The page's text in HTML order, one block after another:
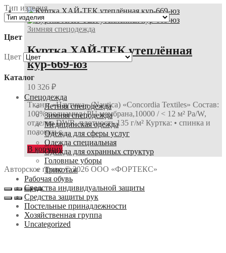
Зимняя спецодежда
Куртка ХАЙ-ТЕК утеплённая
кур-669-юз
10 326 ₽
Ткань: «Наутика» (Nautica) «Concordia Textiles» Состав:
100% полиамид+PU мембрана,10000 / < 12 м² Pa/W,
отделка DWR, плотность 135 г/м² Куртка: • спинка и
полочки с…
В корзину
Авторское право © 2026 ООО «ФОРТЕКС»
Тип изделия
Цвет
Цвет
Каталог
Спецодежда
Летняя спецодежда
Зимняя спецодежда
Медицинская одежда
Одежда для сферы услуг
Одежда специальная
Одежда для охранных структур
Головные уборы
Трикотаж
Рабочая обувь
Средства индивидуальной защиты
Средства защиты рук
Постельные принадлежности
Хозяйственная группа
Uncategorized